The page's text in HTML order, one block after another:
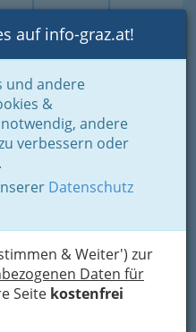
Login Toggle
auf info-graz.at!
und andere
&
andere
verbessern oder
Datenschutz
& Weiter') zur
Daten für
Seite kostenfrei
- Training
und
Puntigam